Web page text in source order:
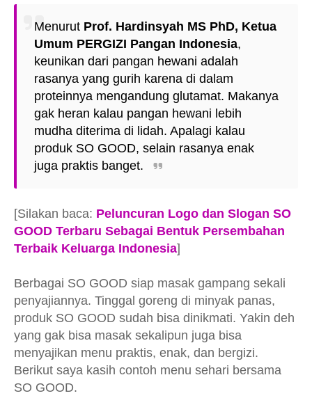
Menurut Prof. Hardinsyah MS PhD, Ketua
Umum PERGIZI Pangan Indonesia,
keunikan dari pangan hewani adalah
rasanya yang gurih karena di dalam
proteinnya mengandung glutamat. Makanya
gak heran kalau pangan hewani lebih
mudha diterima di lidah. Apalagi kalau
produk SO GOOD, selain rasanya enak
juga praktis banget.
[Silakan baca: Peluncuran Logo dan Slogan SO
GOOD Terbaru Sebagai Bentuk Persembahan
Terbaik Keluarga Indonesia]
Berbagai SO GOOD siap masak gampang sekali
penyajiannya. Tinggal goreng di minyak panas,
produk SO GOOD sudah bisa dinikmati. Yakin deh
yang gak bisa masak sekalipun juga bisa
menyajikan menu praktis, enak, dan bergizi.
Berikut saya kasih contoh menu sehari bersama
SO GOOD.